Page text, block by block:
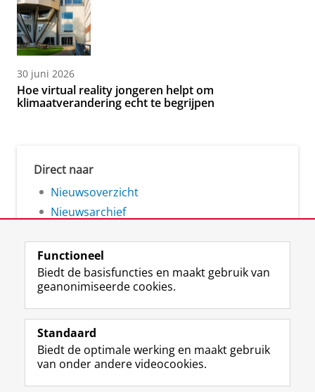
30 juni 2026
Hoe virtual reality jongeren helpt om
klimaatverandering echt te begrijpen
Direct naar
Nieuwsoverzicht
Nieuwsarchief
Volg de RUG
F
a
e
b
L
i
k
e
R
S
-
f
I
n
t
Y
o
T
Studiekiezers
Functioneel
Biedt de basisfuncties en maakt gebruik van
geanonimiseerde cookies.
Standaard
Biedt de optimale werking en maakt gebruik
van onder andere videocookies.